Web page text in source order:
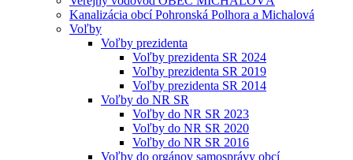
Kanalizácia obcí Pohronská Polhora a Michalová
Voľby
Voľby prezidenta
Voľby prezidenta SR 2024
Voľby prezidenta SR 2019
Voľby prezidenta SR 2014
Voľby do NR SR
Voľby do NR SR 2023
Voľby do NR SR 2020
Voľby do NR SR 2016
Voľby do orgánov samosprávy obcí